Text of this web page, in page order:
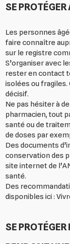
SE
Les personnes
faire connaître
sur le registre
S’organiser avec
rester en contact
isolées ou fragiles.
décisif.
Ne pas hésiter à
pharmacien, tout
santé ou de
de doses par
Des documents
conservation des
site internet de
santé.
Des
disponibles ici :
SE